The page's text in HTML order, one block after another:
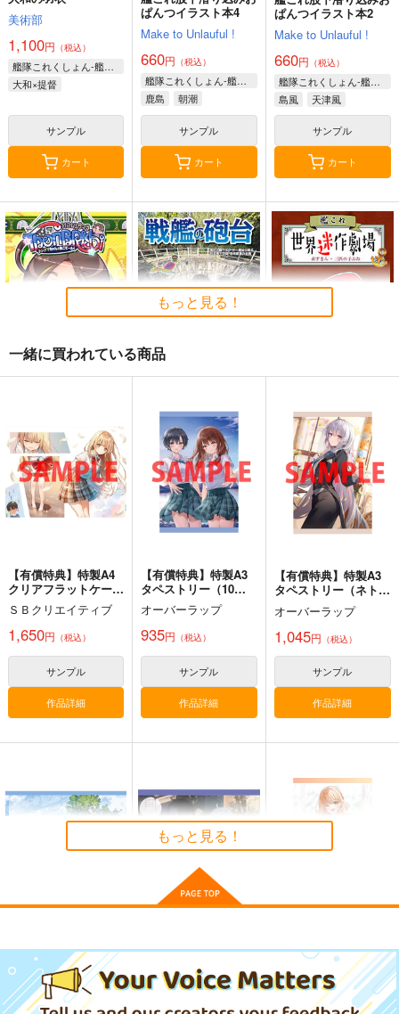
美術部
1,100円 （税込）
艦隊これくしょん-艦これ-
大和×提督
サンプル
カート
ぱんつイラスト本4
Make to Unlauful !
660円 （税込）
艦隊これくしょん-艦これ-
鹿島
朝潮
サンプル
カート
ぱんつイラスト本2
Make to Unlauful !
660円 （税込）
艦隊これくしょん-艦これ-
島風
天津風
サンプル
カート
く
KURONEKO-WORK's-
くろねこわぁくす-
660円（税込）
艦隊これくしょん-艦これ-
トンブリ
明石 大淀
カート
陸へ！レーザー測量で
蘇る巨大地下空間・壱
岐要塞の全貌
さざなみ壊変
1,320円（税込）
ミリタリー
赤城
加賀
カート
赤ずきん・三匹の子ぶ
た～
さといも牧場
787円（税込）
艦隊これくしょん-艦これ-
響 第六駆逐隊
カート
ゲームマスター響～リ
さといも牧場
艦隊これくしょん-艦これ-
サンプル
カート
軍艦・艦載機のひみ
つ 総集編その19
EINSATZ GRUPPE
＆ MANITOU
専売 1,100 （税込）
サンプル
カート
気高き者達の碑
赤城
加賀 飛龍
サンプル
カート
もっと見る！
一緒に買われている商品
【有償特典】特製A4
クリアフラットケース
（お隣の天使様にいつ
の間にか駄目人間にさ
れていた件 8）
ＳＢクリエイティブ
1,650円 （税込）
サンプル
作品詳細
【有償特典】特製A3
タペストリー（10年
ぶりに再会したクソガ
キは清純美少女JKに
成長していた 2）
オーバーラップ
935円 （税込）
サンプル
作品詳細
【有償特典】特製A3
タペストリー（ネトゲ
の嫁が人気アイドルだ
った 4 ～クール系の
彼女は現実でも嫁のつ
もりでいる～）
オーバーラップ
1,045円 （税込）
サンプル
作品詳細
タペストリー
（Sky Tone 泉
彩 Art Works）
KADOKAWA
1,650円 （税込）
タペストリー（恋する
少女にささやく愛は、
みそひともじだけあれ
ＳＢクリエイティブ
タペストリー（恋愛ラ
ンキング）
KADOKAWA
1,100 円（税込）
もっと見る！